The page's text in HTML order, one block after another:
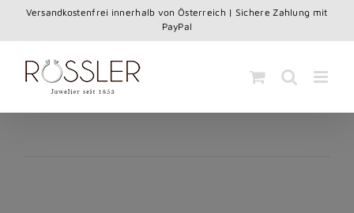
content
Versandkostenfrei innerhalb von Österreich | Sichere Zahlung mit
PayPal